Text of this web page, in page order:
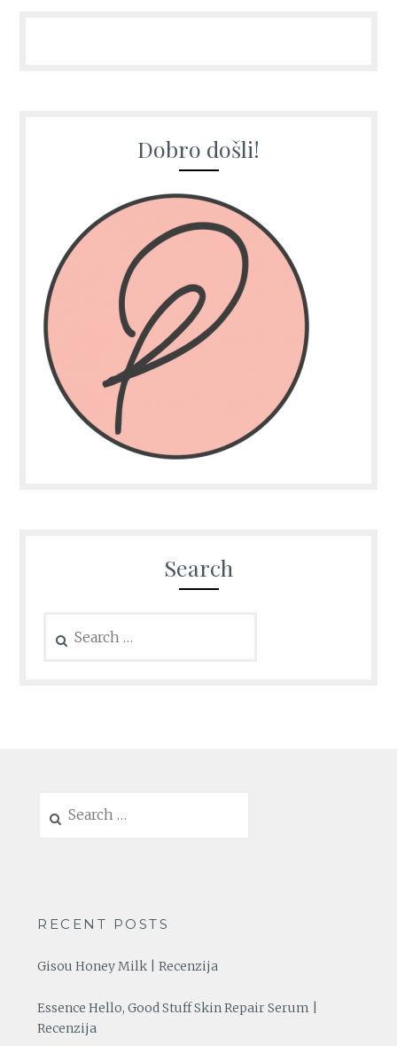
Dobro došli!
Search
for:
for:
RECENT POSTS
Gisou Honey Milk | Recenzija
Essence Hello, Good Stuff Skin Repair Serum |
Recenzija